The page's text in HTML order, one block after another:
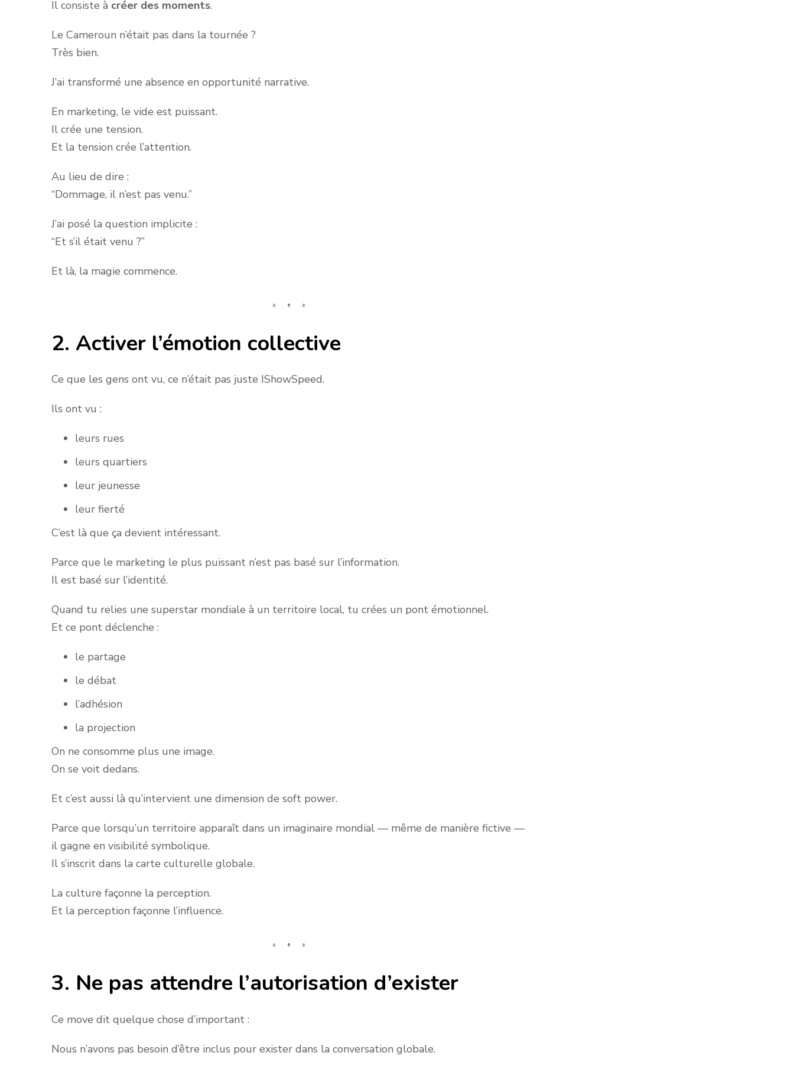
Il consiste à créer des moments.
Le Cameroun n’était pas dans la tournée ?
Très bien.
J’ai transformé une absence en opportunité narrative.
En marketing, le vide est puissant.
Il crée une tension.
Et la tension crée l’attention.
Au lieu de dire :
“Dommage, il n’est pas venu.”
J’ai posé la question implicite :
“Et s’il était venu ?”
Et là, la magie commence.
2. Activer l’émotion collective
Ce que les gens ont vu, ce n’était pas juste IShowSpeed.
Ils ont vu :
leurs rues
leurs quartiers
leur jeunesse
leur fierté
C’est là que ça devient intéressant.
Parce que le marketing le plus puissant n’est pas basé sur l’information.
Il est basé sur l’identité.
Quand tu relies une superstar mondiale à un territoire local, tu crées un pont émotionnel.
Et ce pont déclenche :
le partage
le débat
l’adhésion
la projection
On ne consomme plus une image.
On se voit dedans.
Et c’est aussi là qu’intervient une dimension de soft power.
Parce que lorsqu’un territoire apparaît dans un imaginaire mondial — même de manière fictive —
il gagne en visibilité symbolique.
Il s’inscrit dans la carte culturelle globale.
La culture façonne la perception.
Et la perception façonne l’influence.
3. Ne pas attendre l’autorisation d’exister
Ce move dit quelque chose d’important :
Nous n’avons pas besoin d’être inclus pour exister dans la conversation globale.